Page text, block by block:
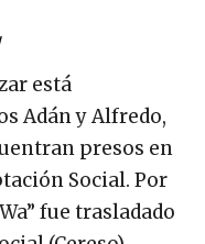
está
Adán y Alfredo,
presos en
Social. Por
fue trasladado